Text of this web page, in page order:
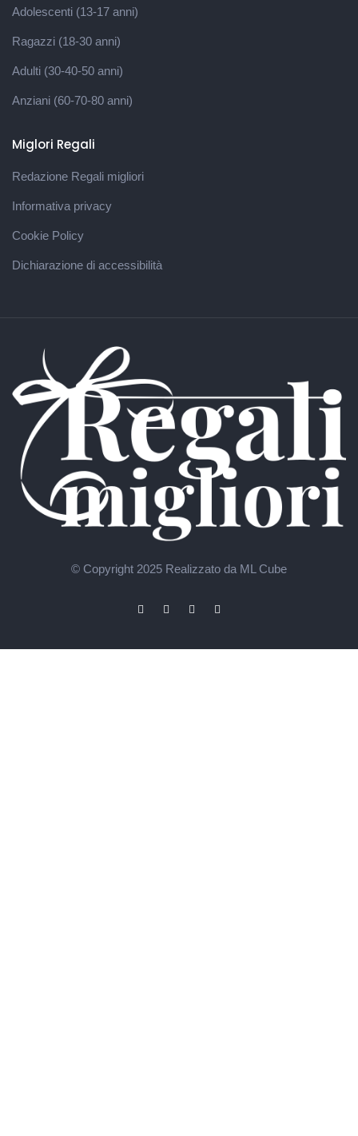
Adolescenti (13-17 anni)
Ragazzi (18-30 anni)
Adulti (30-40-50 anni)
Anziani (60-70-80 anni)
Miglori Regali
Redazione Regali migliori
Informativa privacy
Cookie Policy
Dichiarazione di accessibilità
© Copyright 2025 Realizzato da ML Cube